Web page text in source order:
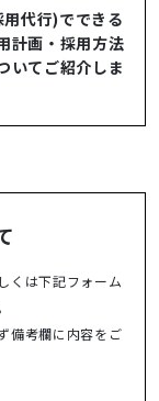
用代行)でできる
計画・採用方法
いてご紹介しま
くは下記フォーム
備考欄に内容をご